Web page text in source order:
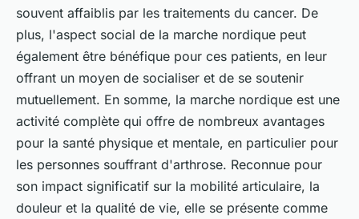
souvent affaiblis par les traitements du cancer. De
plus, l'aspect social de la marche nordique peut
également être bénéfique pour ces patients, en leur
offrant un moyen de socialiser et de se soutenir
mutuellement. En somme, la marche nordique est une
activité complète qui offre de nombreux avantages
pour la santé physique et mentale, en particulier pour
les personnes souffrant d'arthrose. Reconnue pour
son impact significatif sur la mobilité articulaire, la
douleur et la qualité de vie, elle se présente comme